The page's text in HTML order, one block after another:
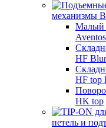
механизмы
Малый
HF
HF top
HK top
петель и